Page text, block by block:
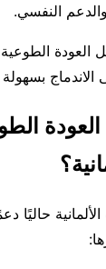
والدعم النفسي.
العودة الطوعية
الاندماج
حاليًا